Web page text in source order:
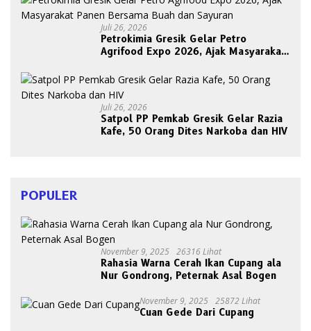
Juli 26, 2026
Petrokimia Gresik Gelar Petro
Agrifood Expo 2026, Ajak Masyarakat
Juli 26, 2026
Satpol PP Pemkab Gresik Gelar Razia
Kafe, 50 Orang Dites Narkoba dan HIV
POPULER
November 9, 2025 26316 Lihat
Rahasia Warna Cerah Ikan Cupang ala
Nur Gondrong, Peternak Asal Bogen
November 9, 2025 25872 Lihat
Cuan Gede Dari Cupang